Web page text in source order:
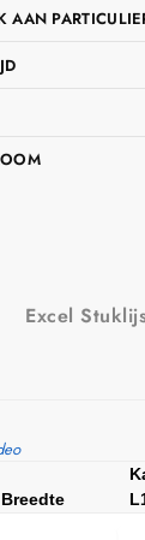
AAN
Excel
Breedte